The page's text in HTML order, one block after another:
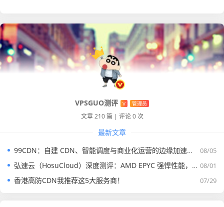
VPSGUO测评 V 管理员
文章 210 篇 | 评论 0 次
最新文章
08/05
99CDN：自建 CDN、智能调度与商业化运营的边缘加速平台
08/01
弘速云（HosuCloud）深度测评：AMD EPYC 强悍性能，拼团价真香！
07/29
香港高防CDN我推荐这5大服务商！